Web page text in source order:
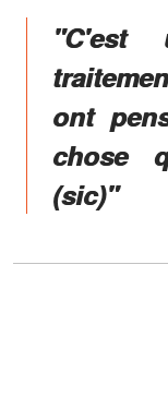
"C'est
ont
chose
(sic)"